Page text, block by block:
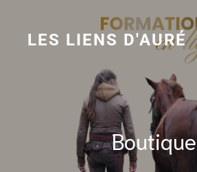
LES LIENS D'AURÉ
Boutique